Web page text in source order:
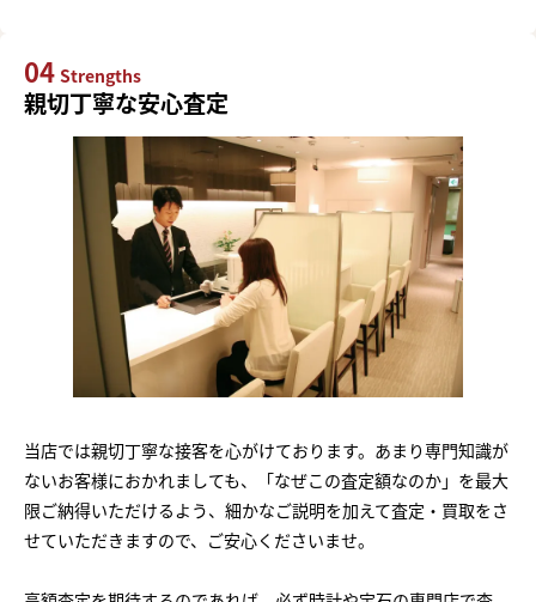
04 Strengths
親切丁寧な安心査定
当店では親切丁寧な接客を心がけております。あまり専門知識が
ないお客様におかれましても、「なぜこの査定額なのか」を最大
限ご納得いただけるよう、細かなご説明を加えて査定・買取をさ
せていただきますので、ご安心くださいませ。